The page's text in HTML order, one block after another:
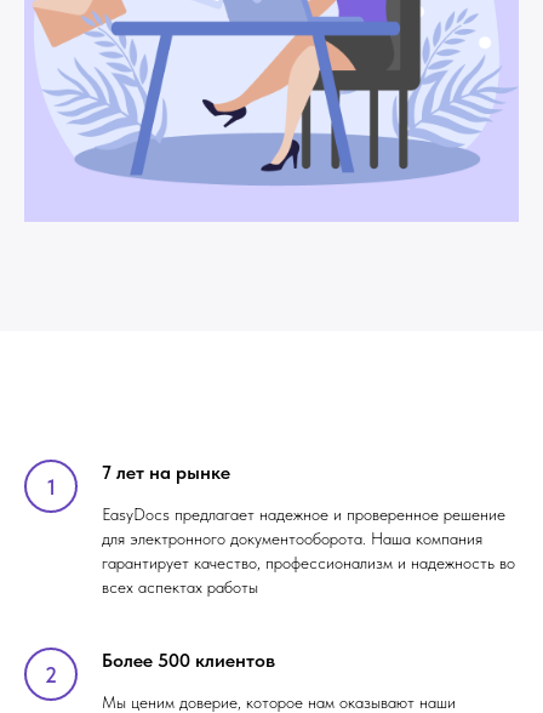
7 лет на рынке
EasyDocs предлагает надежное и проверенное решение
для электронного документооборота. Наша компания
гарантирует качество, профессионализм и надежность во
всех аспектах работы
Более 500 клиентов
Мы ценим доверие, которое нам оказывают наши